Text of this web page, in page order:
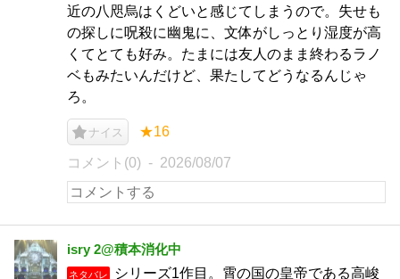
近の八咫烏はくどいと感じてしまうので。失せも
の探しに呪殺に幽鬼に、文体がしっとり湿度が高
くてとても好み。たまには友人のまま終わるラノ
ベもみたいんだけど、果たしてどうなるんじゃ
ろ。
ナイス ★16
コメント(0) 2026/08/07
isry 2@積本消化中
ネタバレ
シリーズ1作目。霄の国の皇帝である高峻